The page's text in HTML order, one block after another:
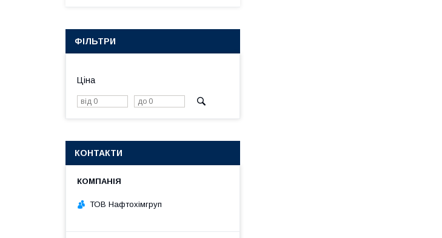
ФІЛЬТРИ
Ціна
КОНТАКТИ
ТОВ Нафтохімгруп